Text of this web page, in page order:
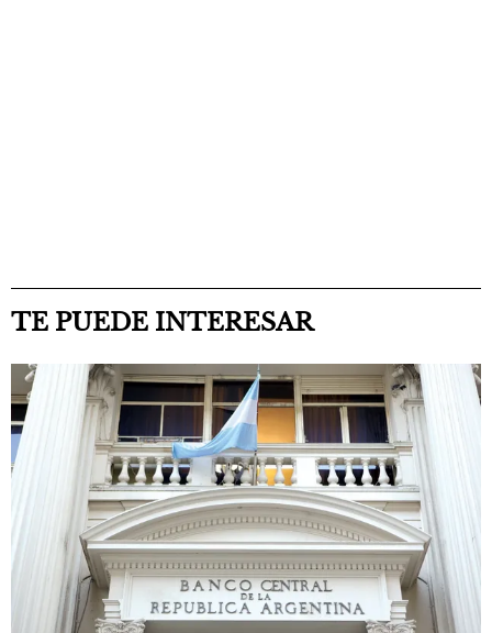
TE PUEDE INTERESAR